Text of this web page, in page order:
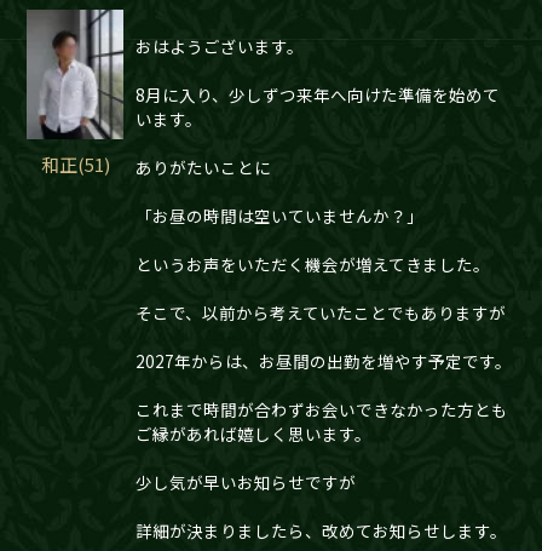
和正(51)
おはようございます。
8月に入り、少しずつ来年へ向けた準備を始めて
います。
ありがたいことに
「お昼の時間は空いていませんか？」
というお声をいただく機会が増えてきました。
そこで、以前から考えていたことでもありますが
2027年からは、お昼間の出勤を増やす予定です。
これまで時間が合わずお会いできなかった方とも
ご縁があれば嬉しく思います。
少し気が早いお知らせですが
詳細が決まりましたら、改めてお知らせします。